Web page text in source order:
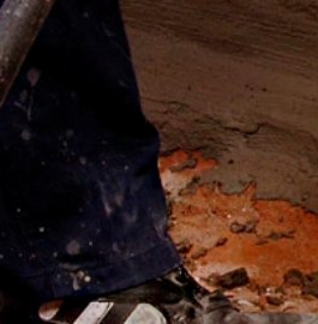
de analyse van het gebruikersgedrag
IP Anonymisierung
Op deze website hebben wij de functie
Unie of in andere verdragsstaten van
uitzonderingsgevallen wordt het
exploitant van deze website gebruikt
op te stellen en om andere met het
van Google Analytics door uw
Browser Plugin
U kunt de opslag van cookies
functies van deze website ten volle
Bericht
Uw cv uploaden